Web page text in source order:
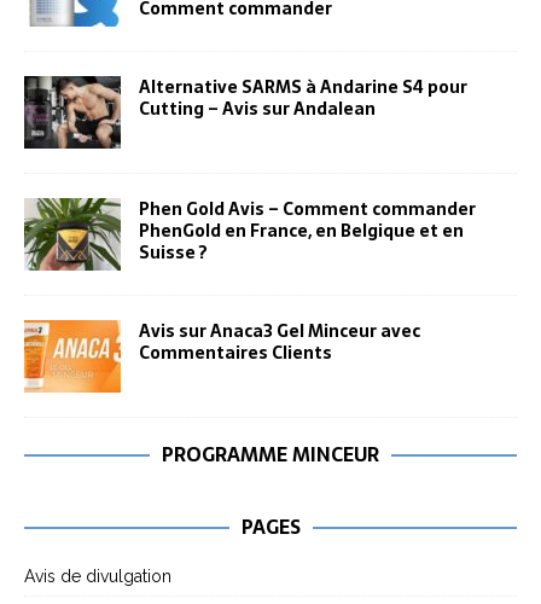
Comment commander
Alternative SARMS à Andarine S4 pour
Cutting – Avis sur Andalean
Phen Gold Avis – Comment commander
PhenGold en France, en Belgique et en
Suisse ?
Avis sur Anaca3 Gel Minceur avec
Commentaires Clients
PROGRAMME MINCEUR
PAGES
Avis de divulgation